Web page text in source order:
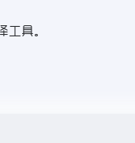
工具。